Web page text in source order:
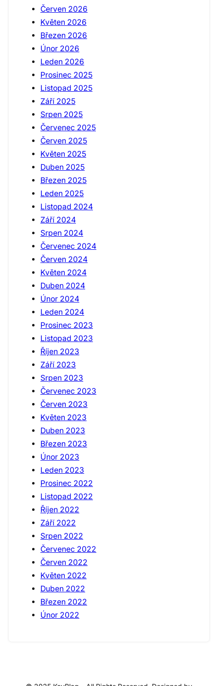
Červen 2026
Květen 2026
Březen 2026
Únor 2026
Leden 2026
Prosinec 2025
Listopad 2025
Září 2025
Srpen 2025
Červenec 2025
Červen 2025
Květen 2025
Duben 2025
Březen 2025
Leden 2025
Listopad 2024
Září 2024
Srpen 2024
Červenec 2024
Červen 2024
Květen 2024
Duben 2024
Únor 2024
Leden 2024
Prosinec 2023
Listopad 2023
Říjen 2023
Září 2023
Srpen 2023
Červenec 2023
Červen 2023
Květen 2023
Duben 2023
Březen 2023
Únor 2023
Leden 2023
Prosinec 2022
Listopad 2022
Říjen 2022
Září 2022
Srpen 2022
Červenec 2022
Červen 2022
Květen 2022
Duben 2022
Březen 2022
Únor 2022